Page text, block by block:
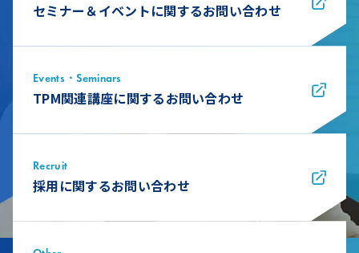
セミナー＆イベントに関するお問い合わせ
Events・Seminars
TPM関連講座に関するお問い合わせ
Recruit
採用に関するお問い合わせ